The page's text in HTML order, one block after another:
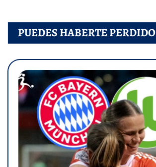
PUEDES HABERTE PERDIDO